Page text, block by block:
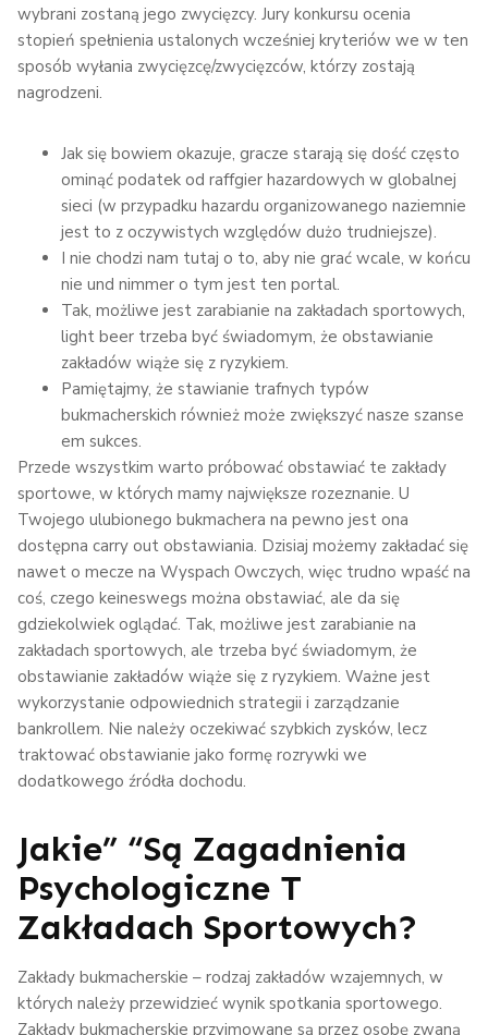
wybrani zostaną jego zwycięzcy. Jury konkursu ocenia
stopień spełnienia ustalonych wcześniej kryteriów we w ten
sposób wyłania zwycięzcę/zwycięzców, którzy zostają
nagrodzeni.
Jak się bowiem okazuje, gracze starają się dość często
ominąć podatek od raffgier hazardowych w globalnej
sieci (w przypadku hazardu organizowanego naziemnie
jest to z oczywistych względów dużo trudniejsze).
I nie chodzi nam tutaj o to, aby nie grać wcale, w końcu
nie und nimmer o tym jest ten portal.
Tak, możliwe jest zarabianie na zakładach sportowych,
light beer trzeba być świadomym, że obstawianie
zakładów wiąże się z ryzykiem.
Pamiętajmy, że stawianie trafnych typów
bukmacherskich również może zwiększyć nasze szanse
em sukces.
Przede wszystkim warto próbować obstawiać te zakłady
sportowe, w których mamy największe rozeznanie. U
Twojego ulubionego bukmachera na pewno jest ona
dostępna carry out obstawiania. Dzisiaj możemy zakładać się
nawet o mecze na Wyspach Owczych, więc trudno wpaść na
coś, czego keineswegs można obstawiać, ale da się
gdziekolwiek oglądać. Tak, możliwe jest zarabianie na
zakładach sportowych, ale trzeba być świadomym, że
obstawianie zakładów wiąże się z ryzykiem. Ważne jest
wykorzystanie odpowiednich strategii i zarządzanie
bankrollem. Nie należy oczekiwać szybkich zysków, lecz
traktować obstawianie jako formę rozrywki we
dodatkowego źródła dochodu.
Jakie” “są Zagadnienia
Psychologiczne T
Zakładach Sportowych?
Zakłady bukmacherskie – rodzaj zakładów wzajemnych, w
których należy przewidzieć wynik spotkania sportowego.
Zakłady bukmacherskie przyjmowane są przez osobę zwaną